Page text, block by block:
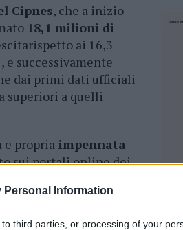
Personal Information
third parties, or processing of your
Cipnes, che a inizio
18,1 milioni di
ai 16,3
successivamente
dai primi dati ufficiali
superiori a quelli
e propria impennata
sui portali online dei
per vacanze in
altro.